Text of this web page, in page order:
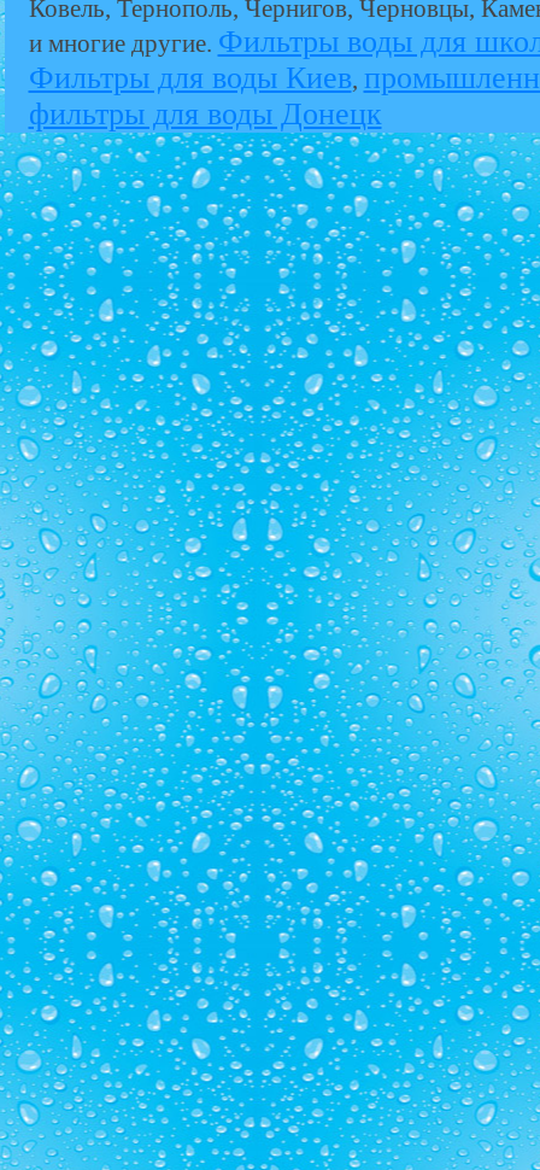
Ковель, Тернополь, Чернигов, Черновцы,
и многие другие. Фильтры воды для
Фильтры для воды Киев,
фильтры для воды Донецк